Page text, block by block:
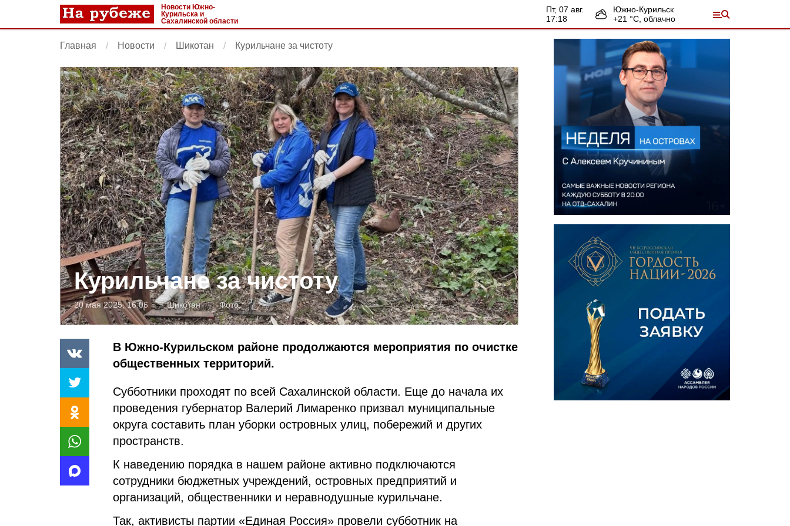
Новости Южно-
Курильска и
Сахалинской области
пт, 07 авг.
17:18
Южно-Курильск
+21 °С, облачно
Главная Новости Шикотан Курильчане за чистоту
Курильчане за чистоту
20 мая 2025, 16:06 Шикотан Фото:
В Южно-Курильском районе продолжаются мероприятия по очистке
общественных территорий.
Субботники проходят по всей Сахалинской области. Еще до начала их
проведения губернатор Валерий Лимаренко призвал муниципальные
округа составить план уборки островных улиц, побережий и других
пространств.
К наведению порядка в нашем районе активно подключаются
сотрудники бюджетных учреждений, островных предприятий и
организаций, общественники и неравнодушные курильчане.
Так, активисты партии «Единая Россия» провели субботник на